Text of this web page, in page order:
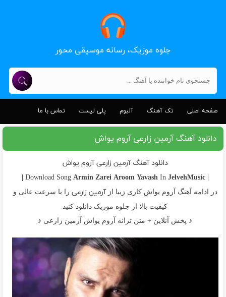
جلوه موزیک، رسانه موسیقی محور
صفحه اصلی تک آهنگ آلبوم پلی لیست تماس با ما
دانلود آهنگ آرمین زارعی آروم یواش
دانلود آهنگ آرمین زارعی آروم یواش
| Download Song
Armin Zarei Aroom YavashIn JelvehMusic |
در ادامه آهنگ آروم یواش کاری زیبا ازآرمین زارعی را با سرعت عالی و
کیفیت بالا از جلوه موزیک دانلود کنید
♪ پخش آنلاین + متن ترانه آروم یواش آرمین زارعی ♪